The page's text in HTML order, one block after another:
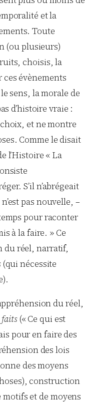
et la
Toute
(ou plusieurs)
choisis, la
évènements
sens, la morale de
d’histoire vraie :
et ne montre
Comme le disait
l’Histoire « La
S’il n’abrégeait
pas nouvelle, –
pour raconter
à la faire. » Ce
du réel, narratif,
(qui nécessite
du réel,
faits(« Ce qui est
pour en faire des
des lois
des moyens
construction
motifs et de moyens